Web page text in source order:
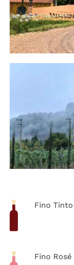
Fino Tinto
Fino Rosé